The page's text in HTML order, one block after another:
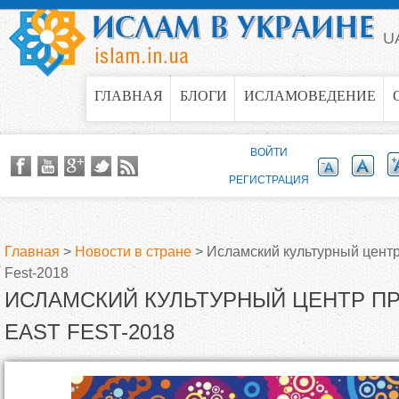
Jump to navigation
ГЛАВНАЯ БЛОГИ ИСЛАМОВЕДЕНИЕ
В
ы
з
Главная > Новости в стране > Исламский культурный
Fest-2018
ИСЛАМСКИЙ КУЛЬТУРНЫЙ ЦЕНТР
EAST FEST-2018
ВОЙТИ
РЕГИСТРАЦИЯ